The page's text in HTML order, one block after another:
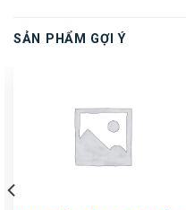
SẢN PHẨM GỢI Ý